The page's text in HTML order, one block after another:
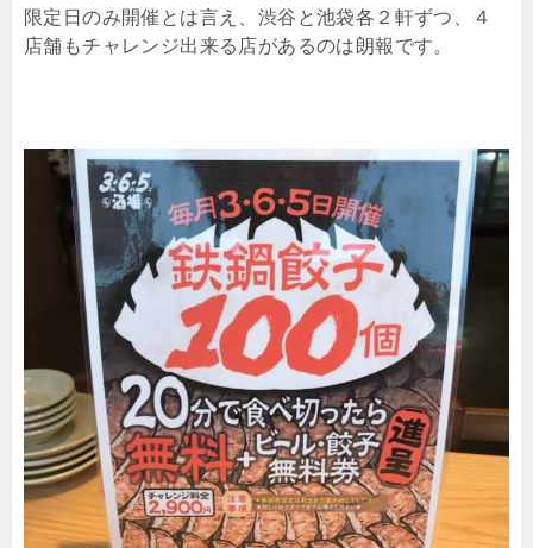
限定日のみ開催とは言え、渋谷と池袋各２軒ずつ、４
店舗もチャレンジ出来る店があるのは朗報です。